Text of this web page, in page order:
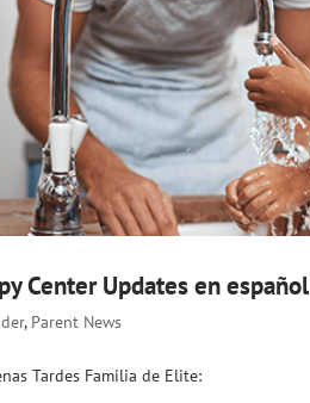
Center Updates en español
, Parent News
Tardes Familia de Elite: